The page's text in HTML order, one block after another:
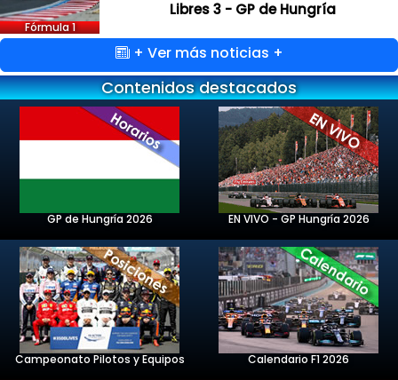
Fórmula 1
Libres 3 - GP de Hungría
+ Ver más noticias +
Contenidos destacados
GP de Hungría 2026 EN VIVO - GP Hungría 2026
Campeonato Pilotos y Equipos Calendario F1 2026